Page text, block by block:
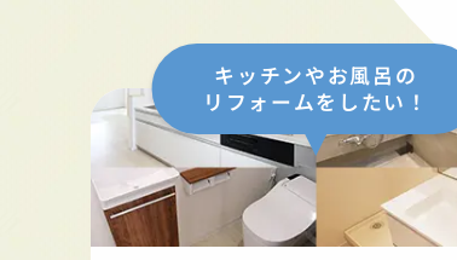
キッチンやお風呂の
リフォームをしたい！